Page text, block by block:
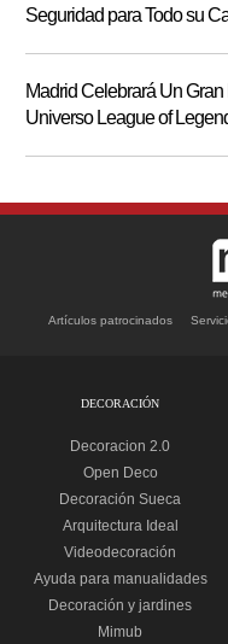
Seguridad para Todo su
Madrid Celebrará Un
Universo League of
Artículos patrocinados
DECORACIÓN
Decoracion 2.0
Open Deco
Decoración Sueca
Arquitectura Ideal
Videodecoración
Ayuda para manualidades
Decoración y jardines
Mimub